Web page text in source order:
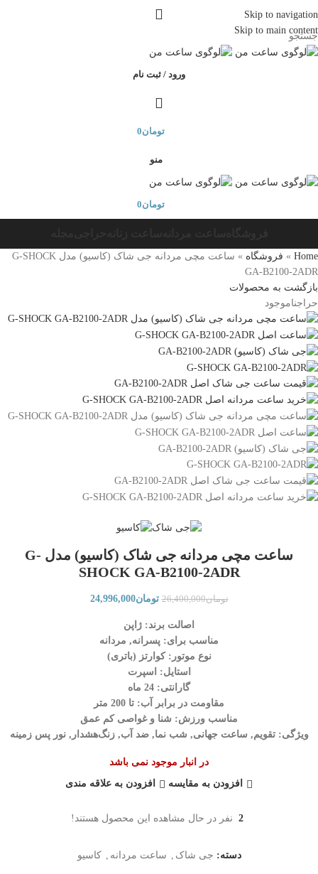
Skip to navigation
Skip to main content
جستجو
ورود / ثبت نام
تومان0
منو
تومان0
Home
» فروشگاه »
ساعت مچی مردانه جی شاک (کاسیو) مدل G-SHOCK
GA-B2100-2ADR
بازگشت به محصولات
حراجناموجود
ساعت مچی مردانه جی شاک (کاسیو) مدل G-
SHOCK GA-B2100-2ADR
تومان26,400,000 تومان24,996,000
اصالت برند: ژاپن
مناسب برای: پسرانه, مردانه
نوع موتور: کوارتز (باتری)
استایل: اسپرت
گارانتی: 24 ماه
مقاومت در برابر آب: تا 200 متر
مناسب ورزش: شنا و غواصی کم عمق
ویژگی: تقویم, ساعت جهانی, شب‌ نما, ضد آب, زنگ‌هشدار, نور پس زمینه
در انبار موجود نمی باشد
افزودن به مقایسه افزودن به علاقه مندی
2 نفر در حال مشاهده این محصول هستند!
دسته: جی شاک ساعت مردانه کاسیو